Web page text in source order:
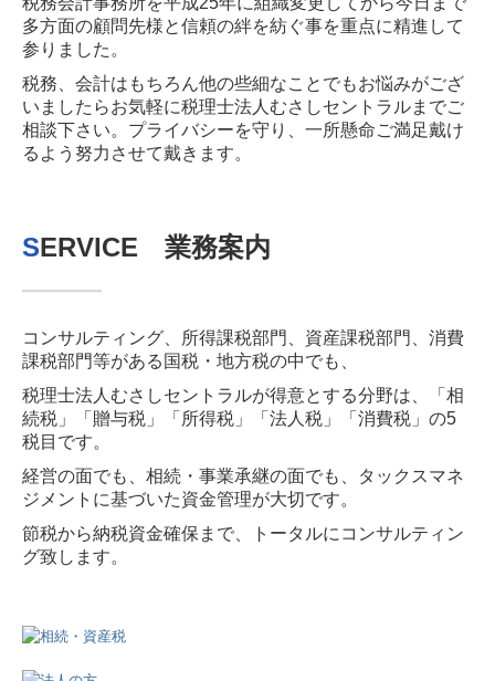
多方面の顧問先様と信頼の絆を紡ぐ事を重点に精進して
参りました。
税務、会計はもちろん他の些細なことでもお悩みがござ
いましたらお気軽に税理士法人むさしセントラルまでご
相談下さい。プライバシーを守り、一所懸命ご満足戴け
るよう努力させて戴きます。
SERVICE 業務案内
―――
コンサルティング、所得課税部門、資産課税部門、消費
課税部門等がある国税・地方税の中でも、
税理士法人むさしセントラルが得意とする分野は、
「相
続税」「贈与税」「所得税」「法人税」「消費税」の5
税目です。
経営の面でも、相続・事業承継の面でも、タックスマネ
ジメントに基づいた資金管理が大切です。
節税から納税資金確保まで、トータルにコンサルティン
グ致します。